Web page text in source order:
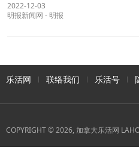
2022-12-03
明报新闻网 -明报
乐活网 联络我们 乐活号
COPYRIGHT © 2026, 加拿大乐活网